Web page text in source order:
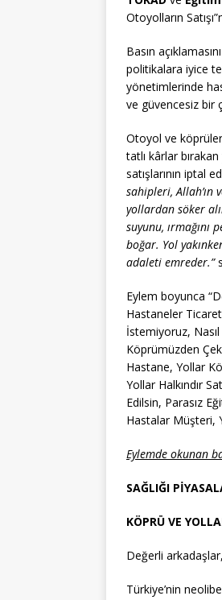
Otoyolların
Basın
politikalara iyice
yönetimlerinde
ve güvencesiz bir
Otoyol ve
tatlı kârlar
satışlarının iptal
sahipleri, Allah’ın
yollardan söker
suyunu, ırmağını
boğar. Yol
adaleti emreder.”
Eylem boyunca
Hastaneler
İstemiyoruz,
Köprümüzden
Hastane, Yollar
Yollar Halkındır
Edilsin, Parasız
Hastalar Müşteri,
Eylemde okunan
SAĞLIĞI
KÖPRÜ VE
Değerli arkadaşlar,
Türkiye’nin